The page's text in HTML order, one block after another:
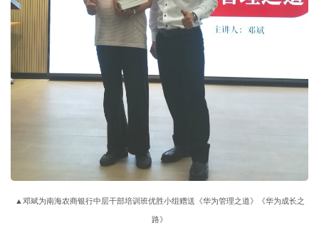
▲邓斌为南海农商银行中层干部培训班优胜小组赠送《华为管理之道》《华为成长之
路》